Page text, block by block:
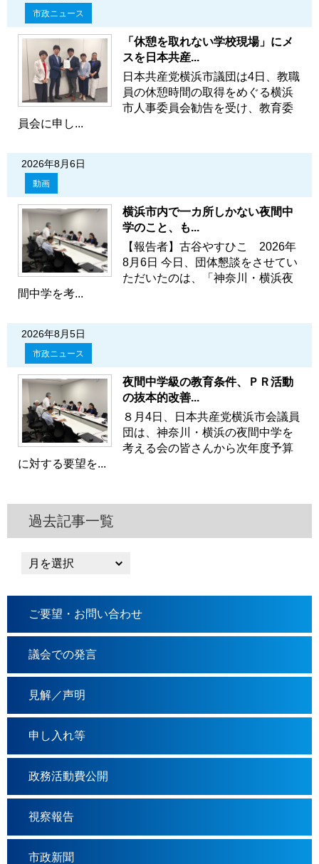
市政ニュース
「休憩を取れない学校現場」にメ
スを日本共産...
日本共産党横浜市議団は4日、教職
員の休憩時間の取得をめぐる横浜
市人事委員会勧告を受け、教育委
員会に申し...
2026年8月6日
動画
横浜市内で一カ所しかない夜間中
学のこと、も...
【報告者】古谷やすひこ 2026年
8月6日 今日、団体懇談をさせてい
ただいたのは、「神奈川・横浜夜
間中学を考...
2026年8月5日
市政ニュース
夜間中学級の教育条件、ＰＲ活動
の抜本的改善...
８月4日、日本共産党横浜市会議員
団は、神奈川・横浜の夜間中学を
考える会の皆さんから次年度予算
に対する要望を...
過去記事一覧
ご要望・お問い合わせ
議会での発言
見解／声明
申し入れ等
政務活動費公開
視察報告
市政新聞